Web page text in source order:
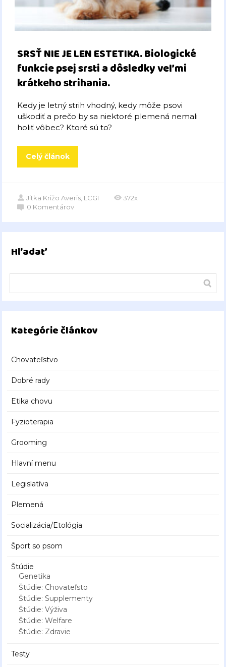
SRSŤ NIE JE LEN ESTETIKA. Biologické
funkcie psej srsti a dôsledky veľmi
krátkeho strihania.
Kedy je letný strih vhodný, kedy môže psovi
uškodiť a prečo by sa niektoré plemená nemali
holiť vôbec? Ktoré sú to?
Celý článok
Jitka Križo Averis, LCGI
372x
0 Komentárov
Hľadať
Kategórie článkov
Chovateľstvo
Dobré rady
Etika chovu
Fyzioterapia
Grooming
Hlavní menu
Legislatíva
Plemená
Socializácia/Etológia
Šport so psom
Štúdie
Genetika
Štúdie: Chovateľsto
Štúdie: Supplementy
Štúdie: Výživa
Štúdie: Welfare
Štúdie: Zdravie
Testy